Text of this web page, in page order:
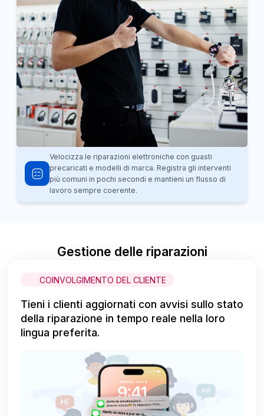
Velocizza le riparazioni elettroniche con guasti
precaricati e modelli di marca. Registra gli interventi
più comuni in pochi secondi e mantieni un flusso di
lavoro sempre coerente.
Gestione delle riparazioni
COINVOLGIMENTO DEL CLIENTE
Tieni i clienti aggiornati con avvisi sullo stato
della riparazione in tempo reale nella loro
lingua preferita.